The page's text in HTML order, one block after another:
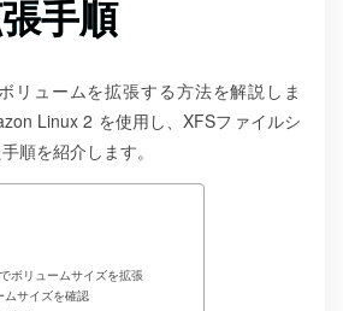
手順
リュームを拡張する方法を解説しま
Linux 2 を使用し、XFSファイルシ
順を紹介します。
ボリュームサイズを拡張
サイズを確認